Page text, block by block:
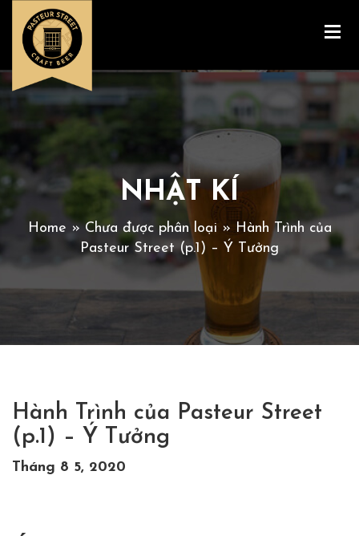
NHẬT KÍ
Home »Chưa được phân loại » Hành Trình của
Pasteur Street (p.1) – Ý Tưởng
Hành Trình của Pasteur Street
(p.1) – Ý Tưởng
Tháng 8 5, 2020